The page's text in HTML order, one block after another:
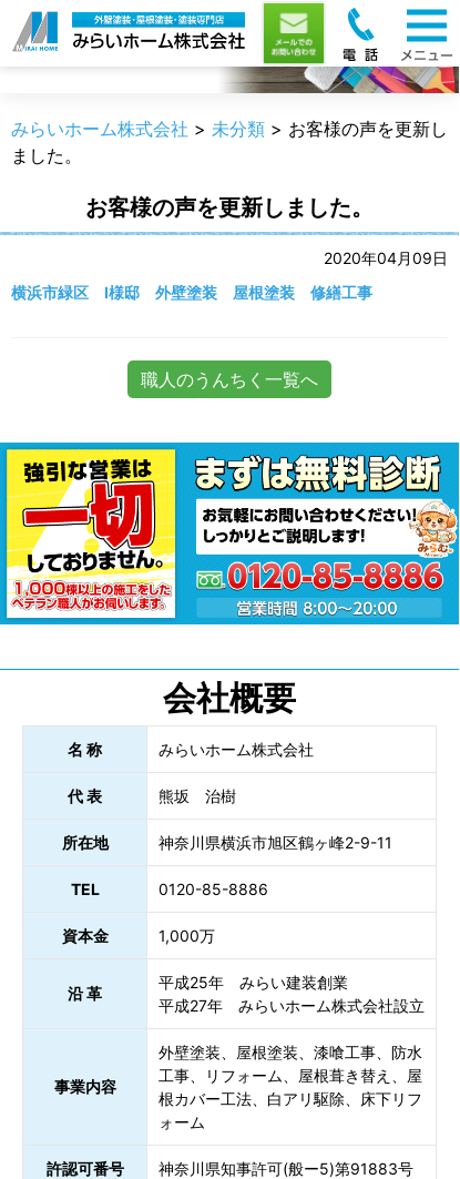
職人のうんちく
みらいホーム株式会社 > 未分類 > お客様の声を更新し
ました。
お客様の声を更新しました。
2020年04月09日
横浜市緑区 I様邸 外壁塗装 屋根塗装 修繕工事
職人のうんちく一覧へ
会社概要
名 称 みらいホーム株式会社
代 表 熊坂 治樹
所在地 神奈川県横浜市旭区鶴ヶ峰2-9-11
TEL 0120-85-8886
資本金 1,000万
沿 革
平成25年 みらい建装創業
平成27年 みらいホーム株式会社設立
事業内容
外壁塗装、屋根塗装、漆喰工事、防水
工事、リフォーム、屋根葺き替え、屋
根カバー工法、白アリ駆除、床下リフ
ォーム
許認可番号 神奈川県知事許可(般ー5)第91883号